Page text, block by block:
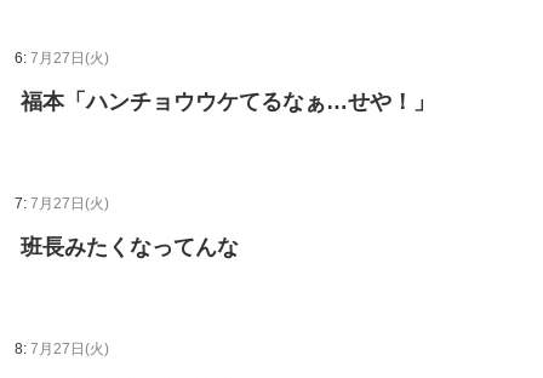
6: 7月27日(火)
福本「ハンチョウウケてるなぁ…せや！」
7: 7月27日(火)
班長みたくなってんな
8: 7月27日(火)